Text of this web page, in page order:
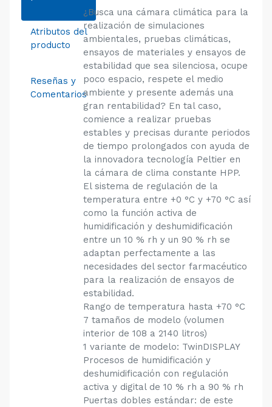
Atributos del
producto
Reseñas y
Comentarios
¿Busca una cámara climática para la
realización de simulaciones
ambientales, pruebas climáticas,
ensayos de materiales y ensayos de
estabilidad que sea silenciosa, ocupe
poco espacio, respete el medio
ambiente y presente además una
gran rentabilidad? En tal caso,
comience a realizar pruebas
estables y precisas durante periodos
de tiempo prolongados con ayuda de
la innovadora tecnología Peltier en
la cámara de clima constante HPP.
El sistema de regulación de la
temperatura entre +0 °C y +70 °C así
como la función activa de
humidificación y deshumidificación
entre un 10 % rh y un 90 % rh se
adaptan perfectamente a las
necesidades del sector farmacéutico
para la realización de ensayos de
estabilidad.
Rango de temperatura hasta +70 °C
7 tamaños de modelo (volumen
interior de 108 a 2140 litros)
1 variante de modelo: TwinDISPLAY
Procesos de humidificación y
deshumidificación con regulación
activa y digital de 10 % rh a 90 % rh
Puertas dobles estándar: de este